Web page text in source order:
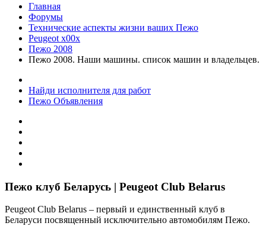
Главная
Форумы
Технические аспекты жизни ваших Пежо
Peugeot x00x
Пежо 2008
Пежо 2008. Наши машины. список машин и владельцев.
Найди исполнителя для работ
Пежо Объявления
Пежо клуб Беларусь | Peugeot Club Belarus
Peugeot Club Belarus – первый и единственный клуб в
Беларуси посвященный исключительно автомобилям Пежо.